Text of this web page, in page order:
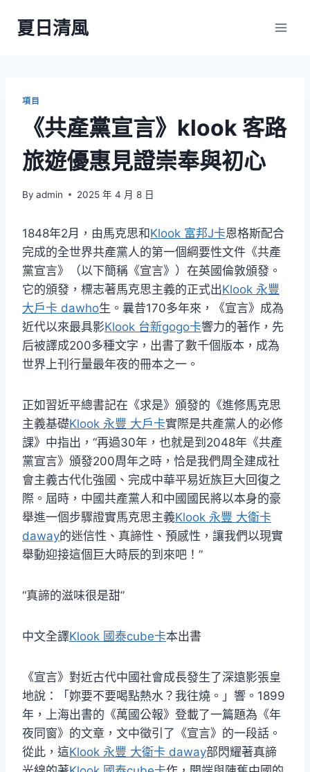
夏日清風
項目
《共產黨宣言》klook 客路
旅遊優惠見證崇奉與初心
By admin 2025 年 4 月 8 日
1848年2月，由馬克思和Klook 富邦J卡恩格斯配合
完成的全世界共產黨人的第一個綱要性文件《共產
黨宣言》（以下簡稱《宣言》）在英國倫敦頒發。
它的頒發，標志著馬克思主義的正式出Klook 永豐
大戶卡 dawho生。曩昔170多年來，《宣言》成為
近代以來最具影Klook 台新gogo卡響力的著作，先
后被譯成200多種文字，出書了數千個版本，成為
世界上刊行量最年夜的冊本之一。
正如習近平總書記在《求是》頒發的《進修馬克思
主義基礎Klook 永豐 大戶卡實際是共產黨人的必修
課》中指出，“再過30年，也就是到2048年《共產
黨宣言》頒發200周年之時，恰是我們周全建成社
會主義古代化強國、完成中華平易近族巨大回復之
際。屆時，中國共產黨人和中國國民將以本身的豪
舉進一個步驟證實馬克思主義Klook 永豐 大衛卡
daway的迷信性、真諦性、預感性，讓我們以現實
舉動迎接這個巨大時辰的到來吧！”
“真諦的滋味很是甜”
中文全譯Klook 國泰cube卡本出書
《宣言》對近古代中國社會成長發生了深遠影張皇
地說：「妳要不要喝點熱水？我往燒。」響。1899
年，上海出書的《萬國公報》登載了一篇題為《年
夜同窗》的文章，文中徵引了《宣言》的一段話。
從此，這Klook 永豐 大衛卡 daway部閃耀著真諦